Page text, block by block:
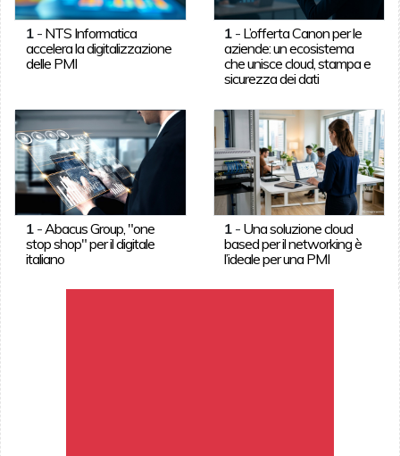
1- NTS Informatica
accelera la digitalizzazione
delle PMI
1 - L’offerta Canon per le
aziende: un ecosistema
che unisce cloud, stampa e
sicurezza dei dati
1-Abacus Group, "one
stop shop" per il digitale
italiano
1 - Una soluzione cloud
based per il networking è
l’ideale per una PMI